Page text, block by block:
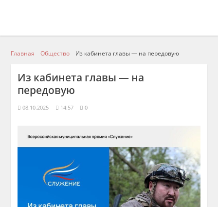
Главная Общество Из кабинета главы — на передовую
Из кабинета главы — на
передовую
08.10.2025 14:57 0